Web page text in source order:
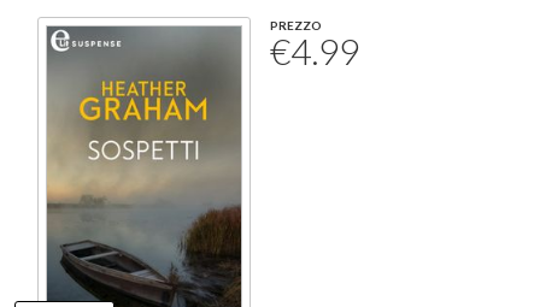
Calendario
PREZZO
€4.99